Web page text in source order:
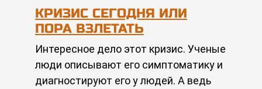
КРИЗИС СЕГОДНЯ ИЛИ
ПОРА ВЗЛЕТАТЬ
Интересное дело этот кризис. Ученые
люди описывают его симптоматику и
диагностируют его у людей. А ведь